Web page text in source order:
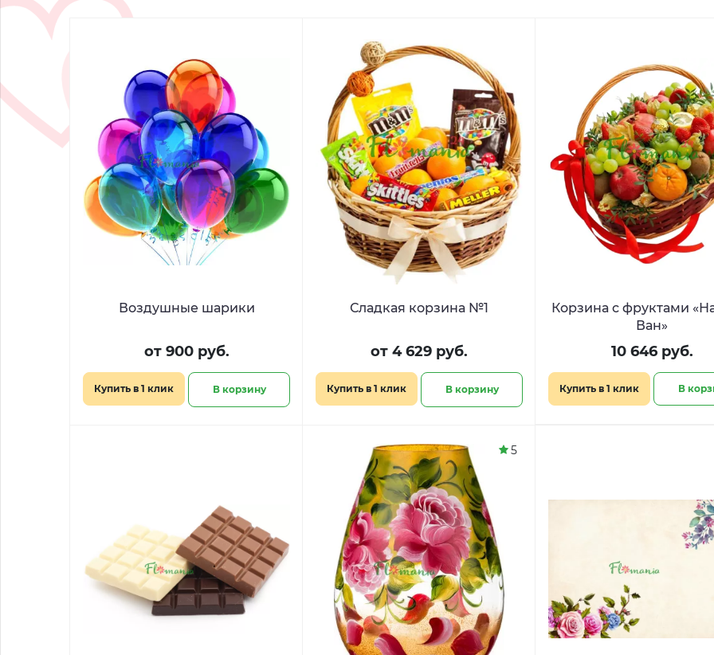
Воздушные шарики
от 900 руб.
Купить в 1 клик В корзину
Сладкая корзина №1
от 4 629 руб.
Купить в 1 клик В корзину
Корзина с фруктами «Намбер
Ван»
10 646 руб.
Купить в 1 клик В
5